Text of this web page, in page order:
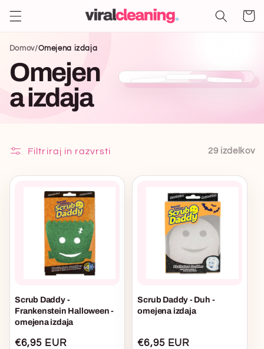
na
košarica
Domov/Omejena izdaja
Omejen
a izdaja
Filtriraj in razvrsti 29 izdelkov
Scrub Daddy -
Frankenstein Halloween -
omejena izdaja
Običajna
€6,95 EUR
Scrub Daddy - Duh -
omejena izdaja
Običajna
€6,95 EUR